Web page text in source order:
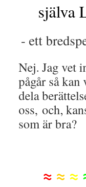
själva
- ett
Nej. Jag vet
pågår så
dela
oss, och,
som är bra?
≈ ≈ ≈